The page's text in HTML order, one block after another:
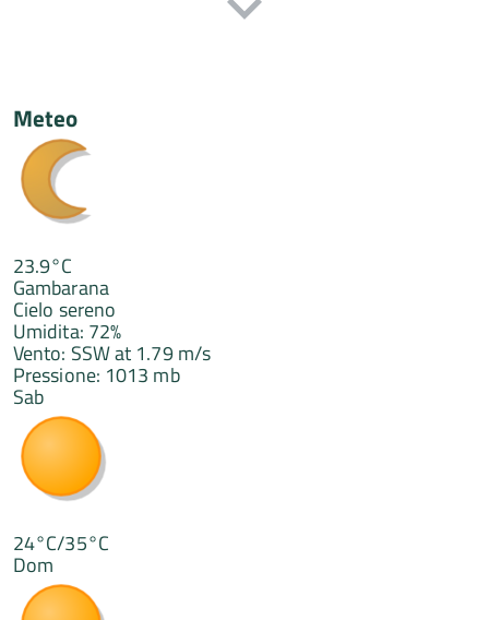
Meteo
23.9°C
Gambarana
Cielo sereno
Umidita: 72%
Vento: SSW at 1.79 m/s
Pressione: 1013 mb
Sab
24°C/35°C
Dom